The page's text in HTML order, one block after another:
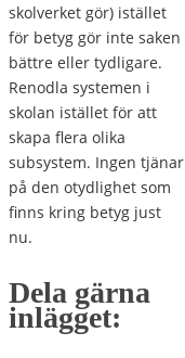
skolverket gör) istället
för betyg gör inte saken
bättre eller tydligare.
Renodla systemen i
skolan istället för att
skapa flera olika
subsystem. Ingen tjänar
på den otydlighet som
finns kring betyg just
nu.
Dela gärna
inlägget: